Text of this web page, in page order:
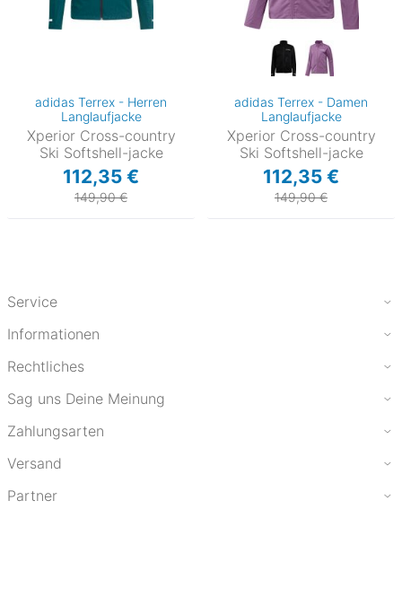
adidas Terrex - Herren
Langlaufjacke
Xperior Cross-country
Ski Softshell-jacke
112,35 €
149,90 €
adidas Terrex - Damen
Langlaufjacke
Xperior Cross-country
Ski Softshell-jacke
112,35 €
149,90 €
Service
Informationen
Rechtliches
Sag uns Deine Meinung
Zahlungsarten
Versand
Partner